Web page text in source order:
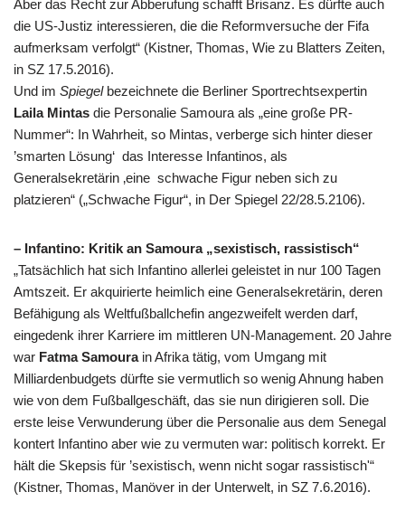
Aber das Recht zur Abberufung schafft Brisanz. Es dürfte auch
die US-Justiz interessieren, die die Reformversuche der Fifa
aufmerksam verfolgt“ (Kistner, Thomas, Wie zu Blatters Zeiten,
in SZ 17.5.2016).
Und im Spiegelbezeichnete die Berliner Sportrechtsexpertin
Laila Mintas die Personalie Samoura als „eine große PR-
Nummer“: In Wahrheit, so Mintas, verberge sich hinter dieser
’smarten Lösung‘ das Interesse Infantinos, als
Generalsekretärin ‚eine schwache Figur neben sich zu
platzieren“ („Schwache Figur“, in Der Spiegel 22/28.5.2106).
– Infantino: Kritik an Samoura „sexistisch, rassistisch“
„Tatsächlich hat sich Infantino allerlei geleistet in nur 100 Tagen
Amtszeit. Er akquirierte heimlich eine Generalsekretärin, deren
Befähigung als Weltfußballchefin angezweifelt werden darf,
eingedenk ihrer Karriere im mittleren UN-Management. 20 Jahre
war Fatma Samourain Afrika tätig, vom Umgang mit
Milliardenbudgets dürfte sie vermutlich so wenig Ahnung haben
wie von dem Fußballgeschäft, das sie nun dirigieren soll. Die
erste leise Verwunderung über die Personalie aus dem Senegal
kontert Infantino aber wie zu vermuten war: politisch korrekt. Er
hält die Skepsis für ’sexistisch, wenn nicht sogar rassistisch'“
(Kistner, Thomas, Manöver in der Unterwelt, in SZ 7.6.2016).